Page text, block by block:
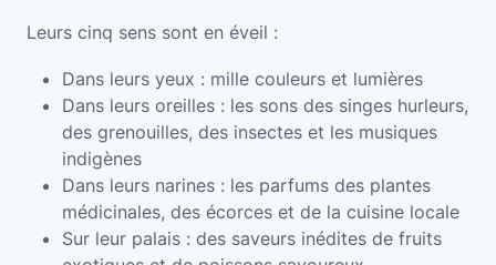
Leurs cinq sens sont en éveil :
Dans leurs yeux : mille couleurs et lumières
Dans leurs oreilles : les sons des singes hurleurs,
des grenouilles, des insectes et les musiques
indigènes
Dans leurs narines : les parfums des plantes
médicinales, des écorces et de la cuisine locale
Sur leur palais : des saveurs inédites de fruits